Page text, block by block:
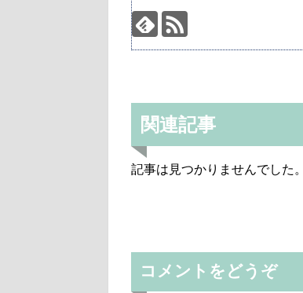
関連記事
記事は見つかりませんでした。
コメントをどうぞ